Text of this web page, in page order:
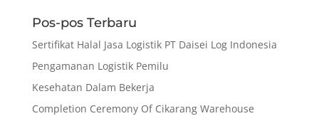
Pos-pos Terbaru
Sertifikat Halal Jasa Logistik PT Daisei Log Indonesia
Pengamanan Logistik Pemilu
Kesehatan Dalam Bekerja
Completion Ceremony Of Cikarang Warehouse